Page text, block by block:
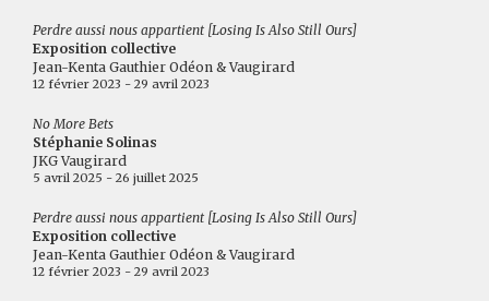
Perdre aussi nous appartient [Losing Is Also Still Ours]
Exposition collective
Jean-Kenta Gauthier Odéon & Vaugirard
12 février 2023 - 29 avril 2023
No More Bets
Stéphanie Solinas
JKG Vaugirard
5 avril 2025 - 26 juillet 2025
Perdre aussi nous appartient [Losing Is Also Still Ours]
Exposition collective
Jean-Kenta Gauthier Odéon & Vaugirard
12 février 2023 - 29 avril 2023